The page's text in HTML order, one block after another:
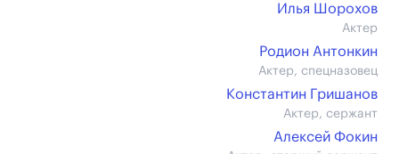
Илья Шорохов
Актер
Родион Антонкин
Актер, спецназовец
Константин Гришанов
Актер, сержант
Алексей Фокин